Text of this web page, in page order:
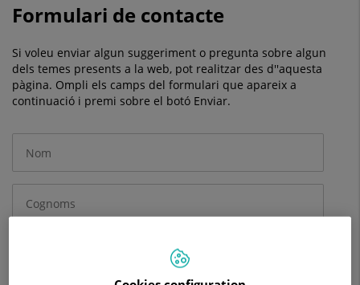
Formulari de contacte
Si voleu enviar algun suggeriment o pregunta sobre algun
dels temes presents a la web, pot realitzar des d''aquesta
pàgina. Ompli els camps del formulari que apareix a
continuació i premi sobre el botó Enviar.
obligatorios